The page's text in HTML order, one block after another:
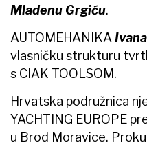
Mladenu Grgiću.
AUTOMEHANIKA
vlasničku strukturu
s CIAK TOOLSOM.
Hrvatska podružnica
YACHTING EUROPE
u Brod Moravice.